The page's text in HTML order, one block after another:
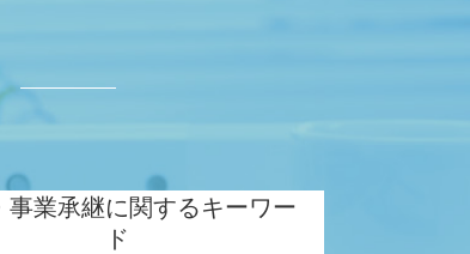
事業承継に関するキーワー
ド